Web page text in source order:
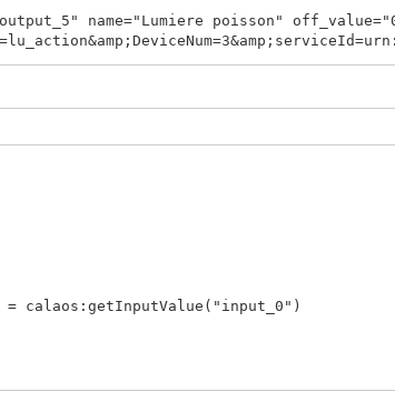
name="Lumiere poisson"